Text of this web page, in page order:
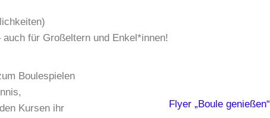
für Großeltern und Enkel*innen!
Boulespielen
Kursen ihr
Flyer „Boule genießen“